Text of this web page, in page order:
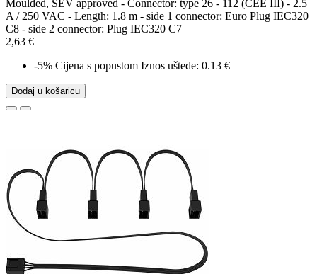
Moulded, SEV approved - Connector: type 26 - 112 (CEE III) - 2.5
A / 250 VAC - Length: 1.8 m - side 1 connector: Euro Plug IEC320
C8 - side 2 connector: Plug IEC320 C7
2,63 €
-5% Cijena s popustom Iznos uštede: 0.13 €
Dodaj u košaricu